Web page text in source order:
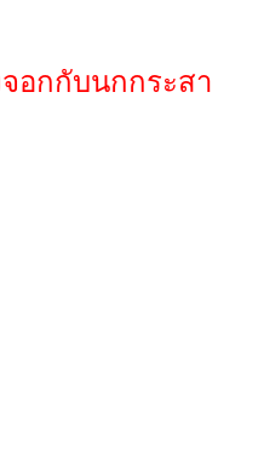
อกกับนกกระสา